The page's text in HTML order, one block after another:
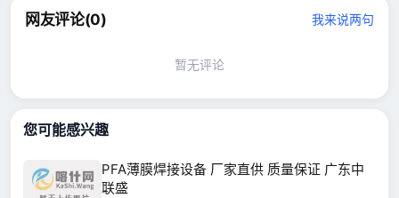
网友评论(0) 我来说两句
暂无评论
您可能感兴趣
PFA薄膜焊接设备 厂家直供 质量保证 广东中
联盛